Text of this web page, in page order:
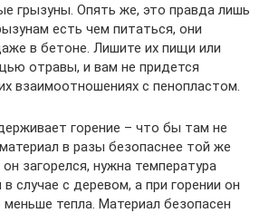
грызуны. Опять же, это правда лишь
есть чем питаться, они
в бетоне. Лишите их пищи или
отравы, и вам не придется
взаимоотношениях с пенопластом.
горение – что бы там не
в разы безопаснее той же
загорелся, нужна температура
случае с деревом, а при горении он
тепла. Материал безопасен